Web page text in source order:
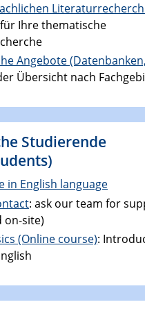
Ihre thematische
Angebote
Übersicht nach
Studierende
in English language
: ask our team for
on-site)
(Online course):